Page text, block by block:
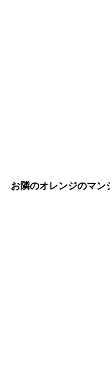
お隣のオレンジのマン